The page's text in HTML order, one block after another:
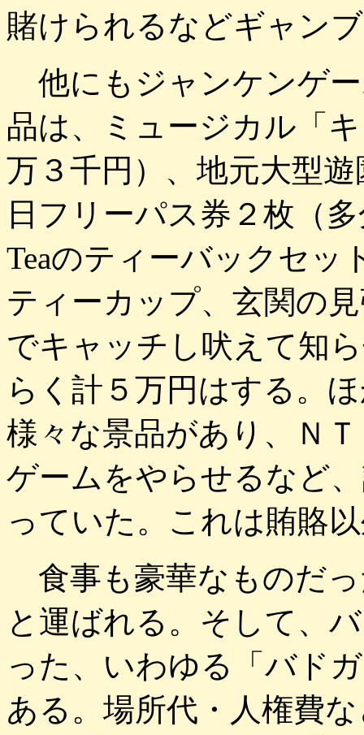
賭けられるなどギャン
他にもジャンケンゲ
品は、ミュージカル「
万３千円）、地元大型
日フリーパス券２枚（
Teaのティーバックセッ
ティーカップ、玄関の
でキャッチし吠えて知
らく計５万円はする。
様々な景品があり、Ｎ
ゲームをやらせるなど
っていた。これは賄賂
食事も豪華なものだ
と運ばれる。そして、
った、いわゆる「バド
ある。場所代・人権費